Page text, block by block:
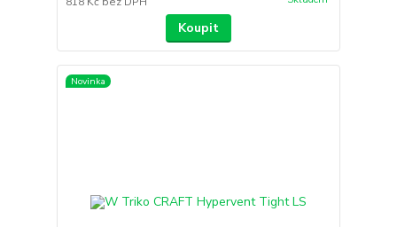
Koupit
Novinka